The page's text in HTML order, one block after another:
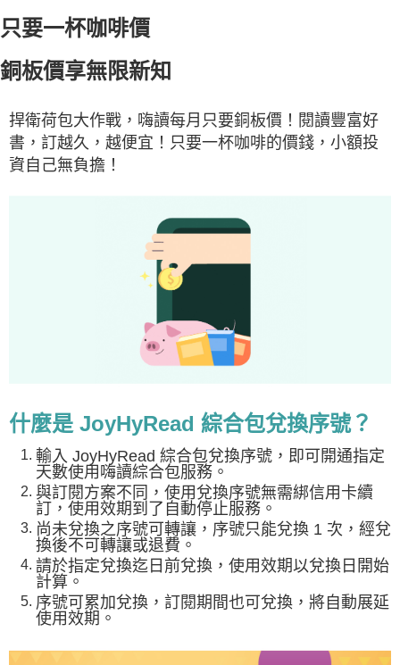
只要一杯咖啡價
銅板價享無限新知
捍衛荷包大作戰，嗨讀每月只要銅板價！閱讀豐富好
書，訂越久，越便宜！只要一杯咖啡的價錢，小額投
資自己無負擔！
什麼是 JoyHyRead 綜合包兌換序號？
輸入 JoyHyRead 綜合包兌換序號，即可開通指定
天數使用嗨讀綜合包服務。
與訂閱方案不同，使用兌換序號無需綁信用卡續
訂，使用效期到了自動停止服務。
尚未兌換之序號可轉讓，序號只能兌換 1 次，經兌
換後不可轉讓或退費。
請於指定兌換迄日前兌換，使用效期以兌換日開始
計算。
序號可累加兌換，訂閱期間也可兌換，將自動展延
使用效期。